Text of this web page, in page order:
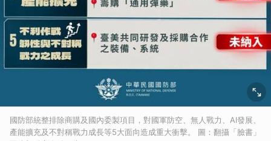
國防部統整排除商購及國內委製項目，對國軍防空、無人戰力、AI發展、
產能擴充及不對稱戰力成長等5大面向造成重大衝擊。 圖：翻攝「臉書」